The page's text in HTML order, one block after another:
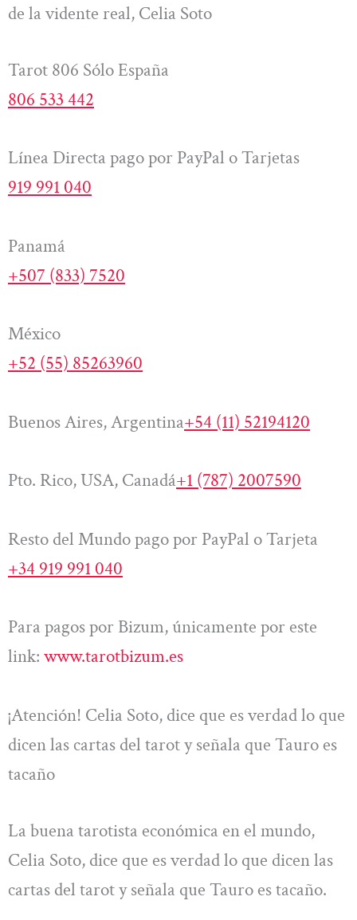
de la vidente real, Celia Soto
Tarot 806 Sólo España
806 533 442
Línea Directa pago por PayPal o Tarjetas
919 991 040
Panamá
+507 (833) 7520
México
+52 (55) 85263960
Buenos Aires, Argentina+54 (11) 52194120
Pto. Rico, USA, Canadá+1 (787) 2007590
Resto del Mundo pago por PayPal o Tarjeta
+34 919 991 040
Para pagos por Bizum, únicamente por este
link: www.tarotbizum.es
¡Atención! Celia Soto, dice que es verdad lo que
dicen las cartas del tarot y señala que Tauro es
tacaño
La buena tarotista económica en el mundo,
Celia Soto, dice que es verdad lo que dicen las
cartas del tarot y señala que Tauro es tacaño.